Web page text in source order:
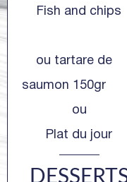
Fish and chips
ou tartare de
saumon 150gr
ou
Plat du jour